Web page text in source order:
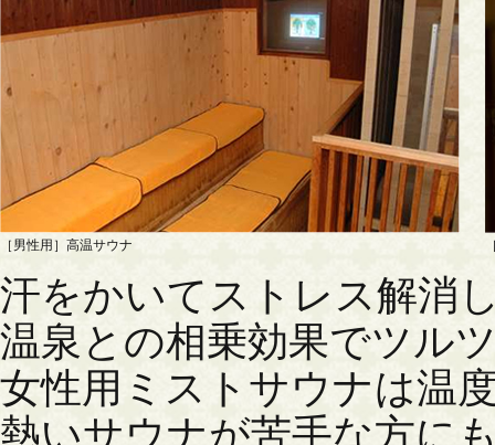
［男性用］高温サウナ
汗をかいてストレス解消
温泉との相乗効果でツル
女性用ミストサウナは温
熱いサウナが苦手な方に